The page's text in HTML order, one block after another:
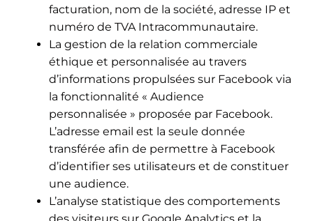
facturation, nom de la société, adresse IP et
numéro de TVA Intracommunautaire.
La gestion de la relation commerciale
éthique et personnalisée au travers
d’informations propulsées sur Facebook via
la fonctionnalité « Audience
personnalisée » proposée par Facebook.
L’adresse email est la seule donnée
transférée afin de permettre à Facebook
d’identifier ses utilisateurs et de constituer
une audience.
L’analyse statistique des comportements